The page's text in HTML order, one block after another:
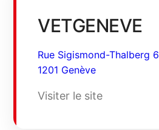
VETGENEVE
Rue Sigismond-Thalberg 6
1201 Genève
Visiter le site